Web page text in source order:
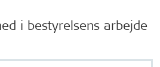
i bestyrelsens arbejde